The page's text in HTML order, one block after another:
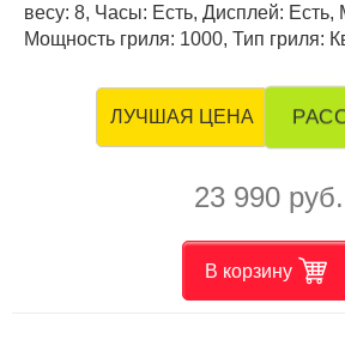
весу: 8, Часы: Есть, Дисплей: Есть,
Мощность гриля: 1000, Тип гриля:
ЛУЧШАЯ ЦЕНА
23 990 руб.
В корзину